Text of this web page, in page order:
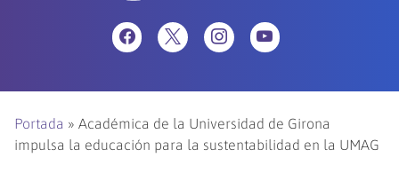
Portada » Académica de la Universidad de Girona
impulsa la educación para la sustentabilidad en la UMAG